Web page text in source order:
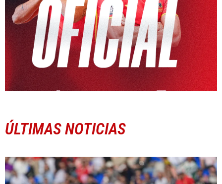
ÚLTIMAS NOTICIAS